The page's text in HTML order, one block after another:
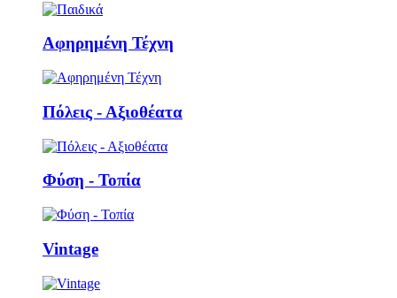
Αφηρημένη Τέχνη
Πόλεις - Αξιοθέατα
Φύση - Τοπία
Vintage